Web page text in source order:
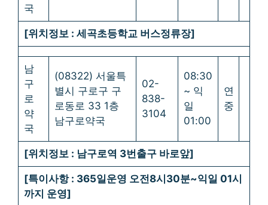
국
[위치정보 : 세곡초등학교 버스정류장]
남
구
로
약
국
(08322) 서울특
별시 구로구 구
로동로 33 1층
남구로약국
02-
838-
3104
08:30
~ 익
일
01:00
연
중
[위치정보 : 남구로역 3번출구 바로앞]
[특이사항 : 365일운영 오전8시30분~익일 01시
까지 운영]